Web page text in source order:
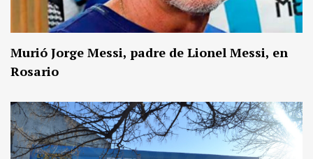
Murió Jorge Messi, padre de Lionel Messi, en
Rosario